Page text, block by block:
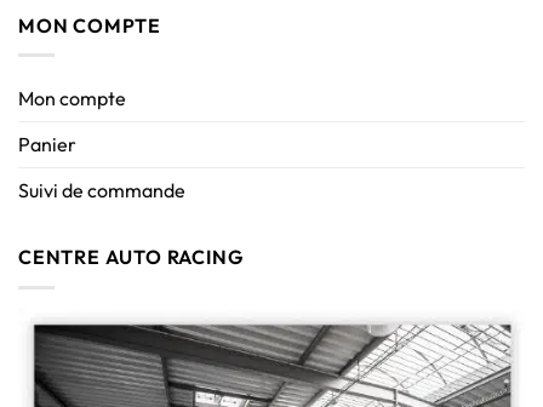
MON COMPTE
Mon compte
Panier
Suivi de commande
CENTRE AUTO RACING